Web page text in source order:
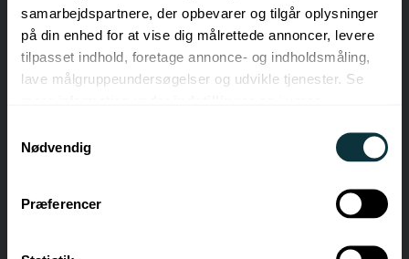
samarbejdspartnere, der opbevarer og tilgår oplysninger
på din enhed for at vise dig målrettede annoncer, levere
tilpasset indhold, foretage annonce- og indholdsmåling,
lave målgruppeundersøgelser og udvikle tjenester. Se
tilbage eller ændre indstillinger fra vores
"Cookiedeklaration", eller ved at trykke på "Privacy
Nødvendig
Præferencer